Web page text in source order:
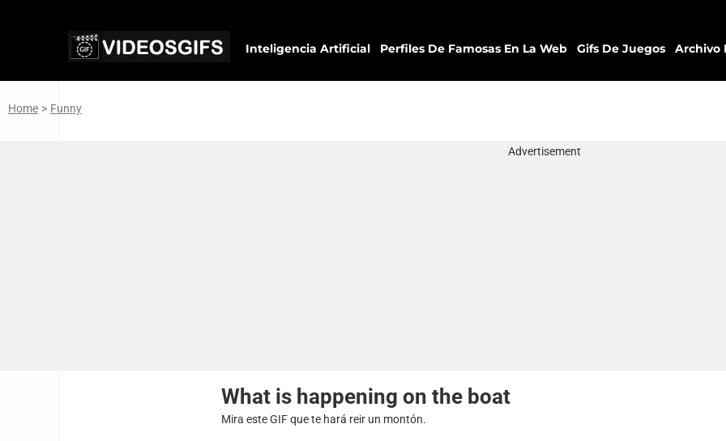
Inteligencia Artificial Perfiles De Famosas En La Web Gifs De Juegos Archivo
Home > Funny
Advertisement
What is happening on the boat
Mira este GIF que te hará reir un montón.